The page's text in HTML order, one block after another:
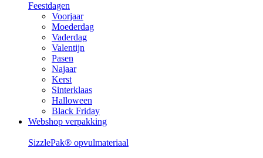
Feestdagen
Voorjaar
Moederdag
Vaderdag
Valentijn
Pasen
Najaar
Kerst
Sinterklaas
Halloween
Black Friday
Webshop verpakking
SizzlePak® opvulmateriaal